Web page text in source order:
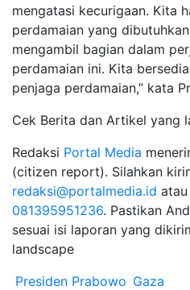
mengatasi kecurigaan. Kita
perdamaian yang
mengambil bagian dalam
perdamaian ini. Kita
penjaga perdamaian,” kata
Cek Berita dan Artikel yang
Redaksi Portal Media
(citizen report). Silahkan
redaksi@portalmedia.id
081395951236. Pastikan
sesuai isi laporan yang
landscape
Presiden Prabowo Gaza